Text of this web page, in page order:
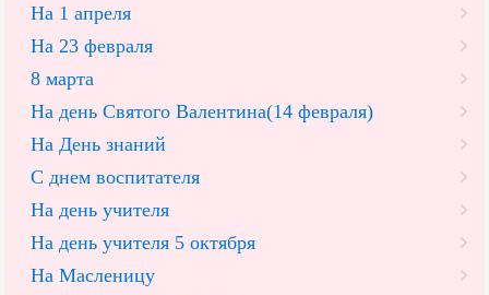
На 1 апреля
На 23 февраля
8 марта
На день Святого Валентина(14 февраля)
На День знаний
С днем воспитателя
На день учителя
На день учителя 5 октября
На Масленицу